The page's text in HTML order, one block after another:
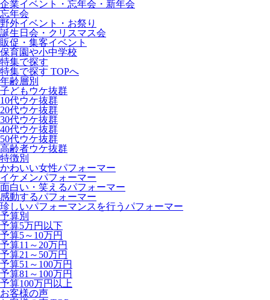
企業イベント・忘年会・新年会
忘年会
野外イベント・お祭り
誕生日会・クリスマス会
販促・集客イベント
保育園や小中学校
特集で探す
特集で探す TOPへ
年齢層別
子どもウケ抜群
10代ウケ抜群
20代ウケ抜群
30代ウケ抜群
40代ウケ抜群
50代ウケ抜群
高齢者ウケ抜群
特徴別
かわいい女性パフォーマー
イケメンパフォーマー
面白い・笑えるパフォーマー
感動するパフォーマー
珍しいパフォーマンスを行うパフォーマー
予算別
予算5万円以下
予算5～10万円
予算11～20万円
予算21～50万円
予算51～100万円
予算81～100万円
予算100万円以上
お客様の声